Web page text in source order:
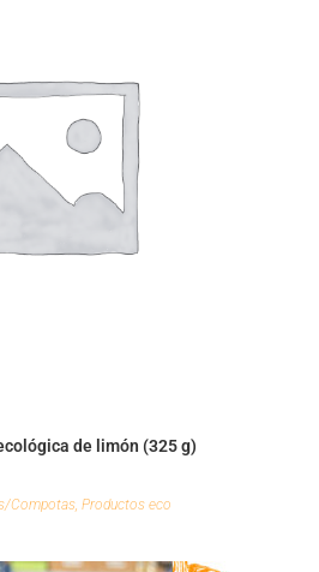
de limón (325 g)
Compotas, Productos eco